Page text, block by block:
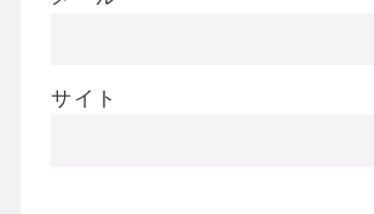
サイト